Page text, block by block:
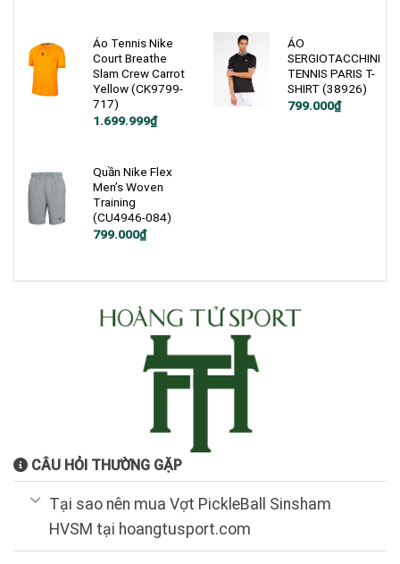
549.999₫.
Áo Tennis Nike
Court Breathe
Slam Crew Carrot
Yellow (CK9799-
717)
Giá
1.699.999₫
Giá
1.699.999₫.
ÁO
SERGIOTACCHINI
TENNIS PARIS T-
SHIRT (38926)
799.000₫
Quần Nike Flex
Men’s Woven
Training
(CU4946-084)
Giá
799.000₫
Giá
799.000₫.
CÂU HỎI THƯỜNG GẶP
Tại sao nên mua Vợt PickleBall Sinsham
HVSM tại hoangtusport.com